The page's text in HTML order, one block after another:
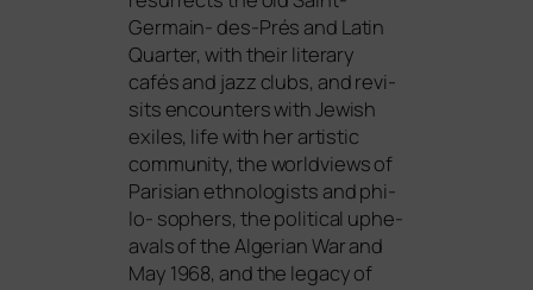
Germain- des-Prés and Latin
Quarter, with their lite­ra­ry
cafés and jazz clubs, and revi­
sits encoun­ters with Jewish
exi­les, life with her artis­tic
com­mu­ni­ty, the world­views of
Parisian eth­no­lo­gists and phi­
lo- sophers, the poli­ti­cal uphe­
avals of the Algerian War and
May 1968, and the lega­cy of